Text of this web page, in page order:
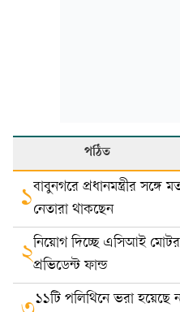
পঠিত
১বাবুনগরে প্রধানমন্ত্রীর সঙ্গে
নেতারা থাকছেন
২নিয়োগ দিচ্ছে এসিআই
প্রভিডেন্ট ফান্ড
১১টি পলিথিনে ভরা হয়েছে